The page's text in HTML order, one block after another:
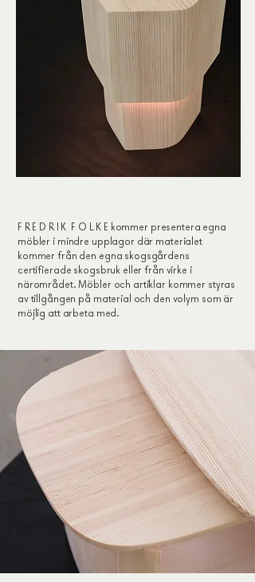
F R E D R I K F O L K E kommer presentera egna
möbler i mindre upplagor där materialet
kommer från den egna skogsgårdens
certifierade skogsbruk eller från virke i
närområdet. Möbler och artiklar kommer styras
av tillgången på material och den volym som är
möjlig att arbeta med.